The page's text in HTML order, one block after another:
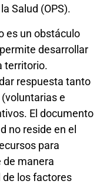
Salud (OPS).
es un obstáculo
desarrollar
territorio.
respuesta tanto
e
El documento
no reside en el
para
de manera
de los factores